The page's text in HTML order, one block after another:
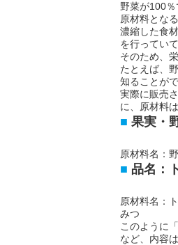
野菜が100％
原材料とな
濃縮した食
を行ってい
そのため、
たとえば、
知ることがで
実際に販売
に、原材料
果実・
原材料名：
品名：
原材料名：
みつ
このように
など、内容